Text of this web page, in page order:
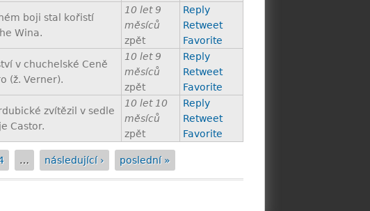
boji stal kořistí
Wina.
10 let 9
měsíců
zpět
Reply
Retweet
Favorite
v chuchelské Ceně
(ž. Verner).
10 let 9
měsíců
zpět
Reply
Retweet
Favorite
zvítězil v sedle
Castor.
10 let 10
měsíců
zpět
Reply
Retweet
Favorite
… následující › poslední »